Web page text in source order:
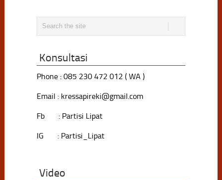
Konsultasi
Phone : 085 230 472 012 ( WA )
Email : kressapireki@gmail.com
Fb : Partisi Lipat
IG : Partisi_Lipat
Video